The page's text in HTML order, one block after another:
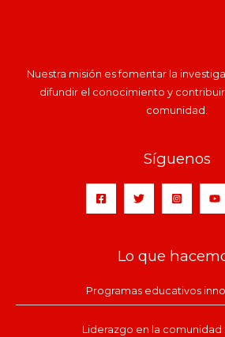
Nuestra misión es fomentar la
difundir el conocimiento y
comunidad.
Síguenos
Lo que
Programas educativos
Liderazgo en la